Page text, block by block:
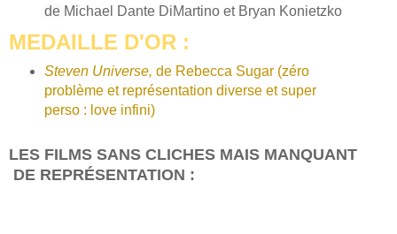
de Michael Dante DiMartino et Bryan Konietzko
MEDAILLE D'OR :
Steven Universe, de Rebecca Sugar (zéro
problème et représentation diverse et super
perso : love infini)
LES FILMS SANS CLICHES MAIS MANQUANT
DE REPRÉSENTATION :